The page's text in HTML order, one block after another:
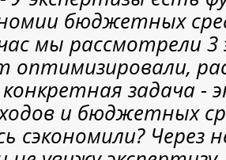
бюджетных
мы рассмотрели 3
оптимизировали,
конкретная задача -
и бюджетных
сэкономили? Через